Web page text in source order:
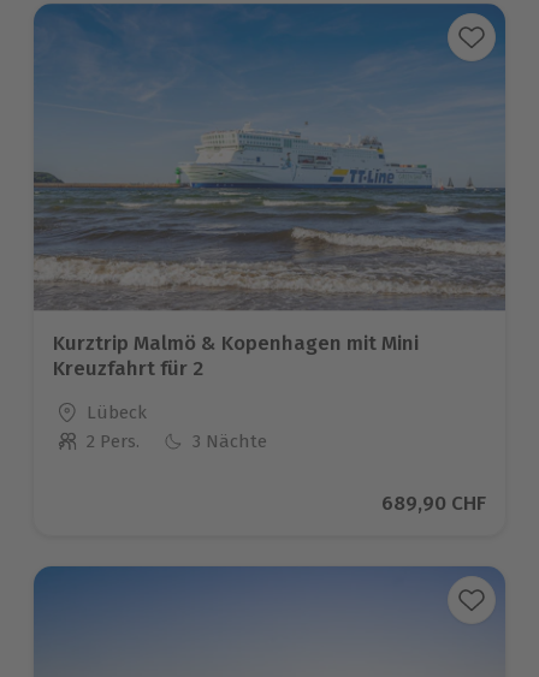
Kurztrip Malmö & Kopenhagen mit Mini
Kreuzfahrt für 2
Standort
Lübeck
Anzahl der Teilnehmer
2 Pers. 3 Nächte
Aktueller Preis
689,90 CHF